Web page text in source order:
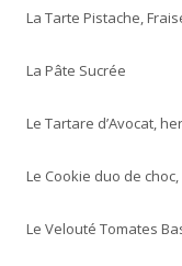
r
h
r
:
La Tarte Pistache,
La Pâte Sucrée
Le Tartare d’Avocat,
Le Cookie duo de
Le Velouté Tomates